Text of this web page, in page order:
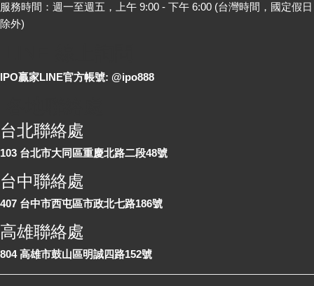
服務時間：週一至週五，上午 9:00 - 下午 6:00 (台灣時間，國定假日
除外)
IPO贏家LINE官方帳號: @ipo888
台北聯絡處
103 台北市大同區重慶北路二段48號
台中聯絡處
407 台中市西屯區市政北七路186號
高雄聯絡處
804 高雄市鼓山區明誠四路152號